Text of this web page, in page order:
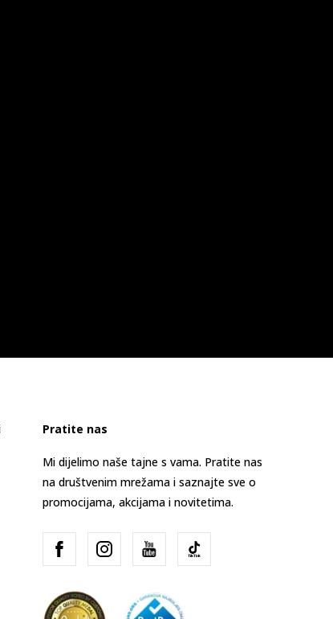
Pratite nas
Mi dijelimo naše tajne s vama. Pratite nas
na društvenim mrežama i saznajte sve o
promocijama, akcijama i novitetima.